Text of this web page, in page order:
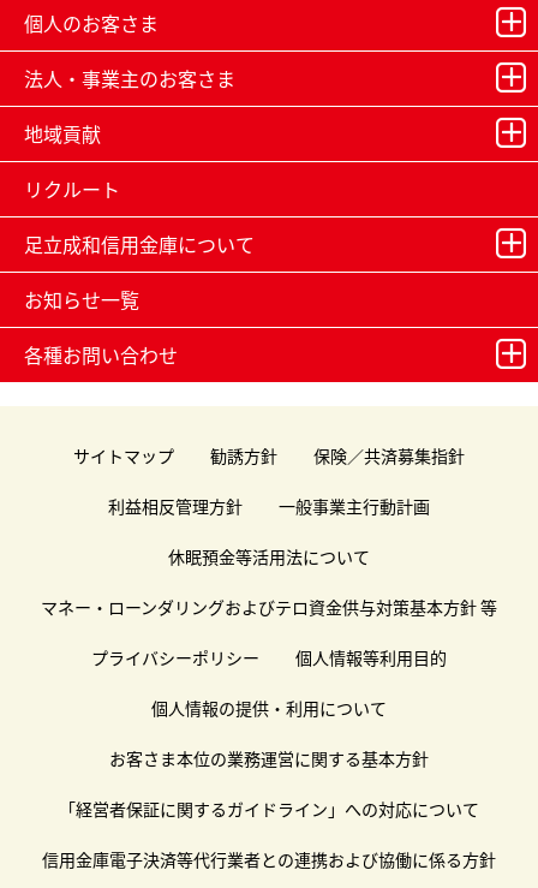
個人のお客さま
法人・事業主のお客さま
地域貢献
リクルート
足立成和信用金庫について
お知らせ一覧
各種お問い合わせ
サイトマップ 勧誘方針 保険／共済募集指針
利益相反管理方針 一般事業主行動計画
休眠預金等活用法について
マネー・ローンダリングおよびテロ資金供与対策基本方針 等
プライバシーポリシー 個人情報等利用目的
個人情報の提供・利用について
お客さま本位の業務運営に関する基本方針
「経営者保証に関するガイドライン」への対応について
信用金庫電子決済等代行業者との連携および協働に係る方針